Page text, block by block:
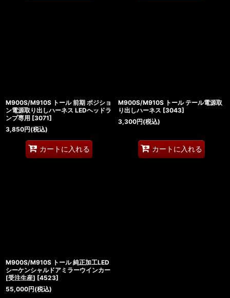
M900S/M910S トール 前期 ポジショ
ン電源取り出しハーネス LEDヘッドラ
ンプ専用 [3071]
3,850円(税込)
カートに入れる
M900S/M910S トール テール電源取
り出しハーネス [3043]
3,300円(税込)
カートに入れる
M900S/M910S トール 純正加工LED
シーケンシャルドアミラーウインカー
[受注生産] [4523]
55,000円(税込)